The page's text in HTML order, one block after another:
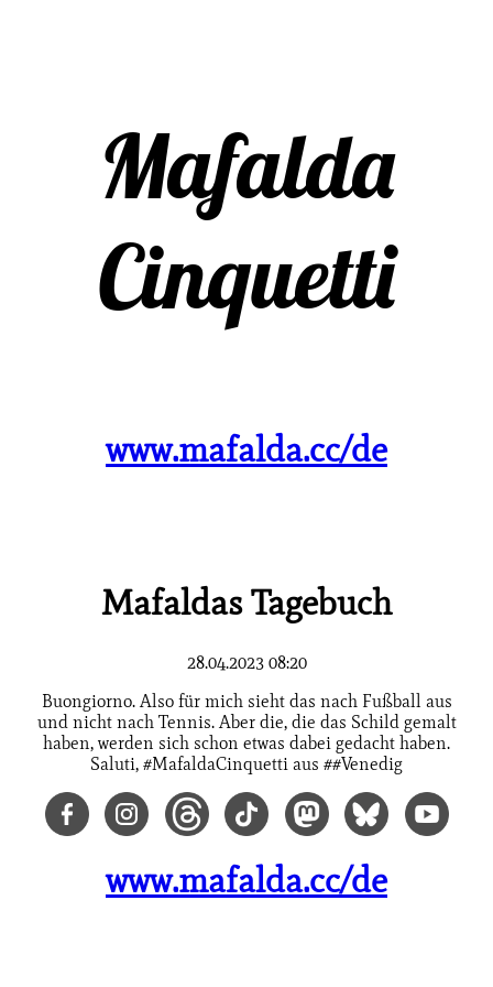
Mafalda
Cinquetti
www.mafalda.cc/de
Mafaldas Tagebuch
28.04.2023 08:20
Buongiorno. Also für mich sieht das nach Fußball aus
und nicht nach Tennis. Aber die, die das Schild gemalt
haben, werden sich schon etwas dabei gedacht haben.
Saluti, #MafaldaCinquetti aus ##Venedig
www.mafalda.cc/de